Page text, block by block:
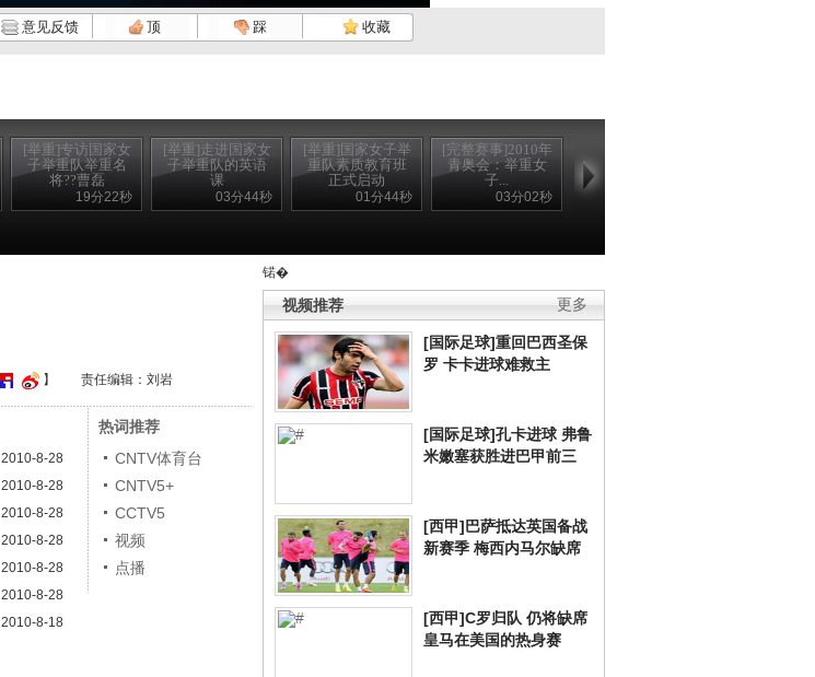
意见反馈 顶 踩 收藏
[举重]专访国家女
子举重队举重名
将??曹磊
19分22秒
[举重]走进国家女
子举重队的英语
课
03分44秒
[举重]国家女子举
重队素质教育班
正式启动
01分44秒
[完整赛事]2010年
青奥会：举重女
子...
03分02秒
锘�
更多
视频推荐
[国际足球]重回巴西圣保
罗 卡卡进球难救主
[国际足球]孔卡进球 弗鲁
米嫩塞获胜进巴甲前三
[西甲]巴萨抵达英国备战
新赛季 梅西内马尔缺席
[西甲]C罗归队 仍将缺席
皇马在美国的热身赛
】 责任编辑：刘岩
2010-8-28
2010-8-28
2010-8-28
2010-8-28
2010-8-28
2010-8-28
2010-8-18
热词推荐
CNTV体育台
CNTV5+
CCTV5
视频
点播